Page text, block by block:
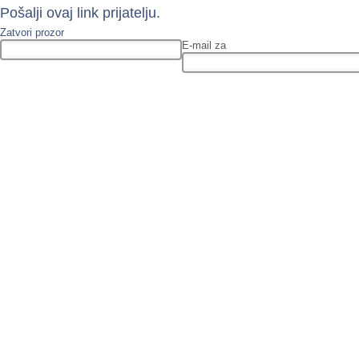
Pošalji ovaj link prijatelju.
Zatvori prozor
E-mail za